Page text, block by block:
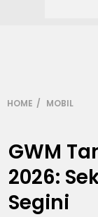
HOME MOBIL
GWM
2026:
Segini